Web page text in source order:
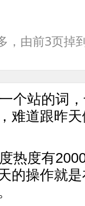
，由前3页掉
个站的词
难道跟昨
度热度有
的操作就